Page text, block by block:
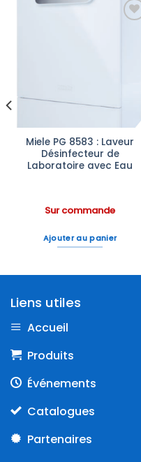
Miele PG 8583 : Laveur
Désinfecteur de
Laboratoire avec Eau
Sur commande
Ajouter au panier
Liens utiles
Accueil
Produits
Événements
Catalogues
Partenaires